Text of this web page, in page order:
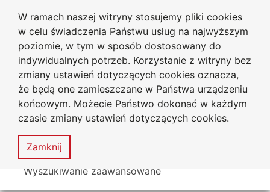
W ramach naszej witryny stosujemy pliki cookies
w celu świadczenia Państwu usług na najwyższym
poziomie, w tym w sposób dostosowany do
indywidualnych potrzeb. Korzystanie z witryny bez
zmiany ustawień dotyczących cookies oznacza,
że będą one zamieszczane w Państwa urządzeniu
końcowym. Możecie Państwo dokonać w każdym
czasie zmiany ustawień dotyczących cookies.
Zamknij
Przejdź do głównego menu
Przejdź do treści
Przejdź do wyszukiwarki
Przejdź do mapy serwisu
Uniwersytet
Jana Długosza w Częstochowie
Mapa
serwisu
MENU
Tutaj jesteś
Wyszukiwanie zaawansowane